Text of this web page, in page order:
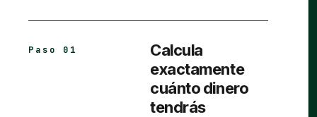
Paso 01
Calcula
exactamente
cuánto dinero
tendrás